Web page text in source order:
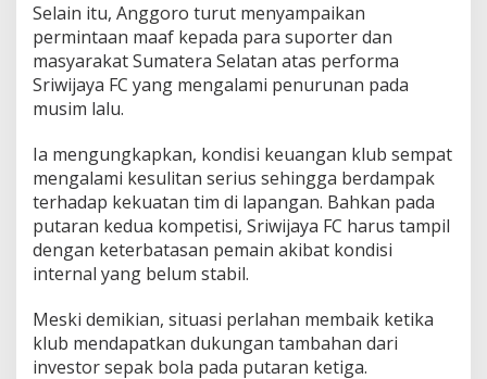
Selain itu, Anggoro turut menyampaikan
permintaan maaf kepada para suporter dan
masyarakat Sumatera Selatan atas performa
Sriwijaya FC yang mengalami penurunan pada
musim lalu.
Ia mengungkapkan, kondisi keuangan klub sempat
mengalami kesulitan serius sehingga berdampak
terhadap kekuatan tim di lapangan. Bahkan pada
putaran kedua kompetisi, Sriwijaya FC harus tampil
dengan keterbatasan pemain akibat kondisi
internal yang belum stabil.
Meski demikian, situasi perlahan membaik ketika
klub mendapatkan dukungan tambahan dari
investor sepak bola pada putaran ketiga.